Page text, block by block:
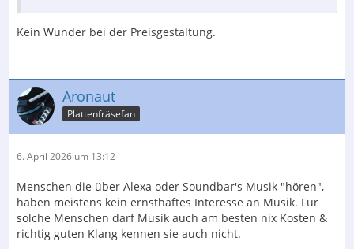
Kein Wunder bei der Preisgestaltung.
Aronaut
Plattenfräsefan
6. April 2026 um 13:12
Menschen die über Alexa oder Soundbar's Musik "hören",
haben meistens kein ernsthaftes Interesse an Musik. Für
solche Menschen darf Musik auch am besten nix Kosten &
richtig guten Klang kennen sie auch nicht.